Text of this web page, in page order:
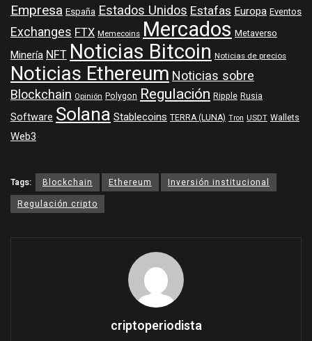
Empresa España Estados UnidosEstafasEuropa Eventos
ExchangesFTX Memecoins Mercados Metaverso
MineríaNFTNoticias Bitcoin Noticias de precios
Noticias EthereumNoticias sobre
Blockchain Opinión Polygon Regulación Ripple Rusia
Software SolanaStablecoins TERRA (LUNA) Tron USDT Wallets
Web3
Tags: Blockchain Ethereum
Inversión institucional
Regulación cripto
criptoperiodista